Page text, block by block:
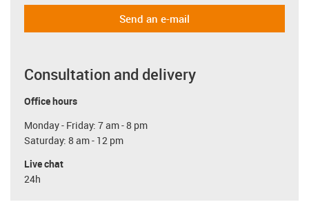
Send an e-mail
Consultation and delivery
Office hours
Monday - Friday: 7 am - 8 pm
Saturday: 8 am - 12 pm
Live chat
24h